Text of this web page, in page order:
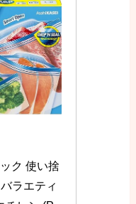
ク 使い捨
ラエティ